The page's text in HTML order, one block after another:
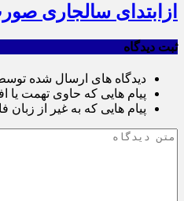
ازابتدای سالجاری صورت گرفت؛ روکش ۴۴۷
ثبت دیدگاه
دیدگاه های ارسال شده
پیام هایی که حاوی تهمت یا
پیام هایی که به غیر از